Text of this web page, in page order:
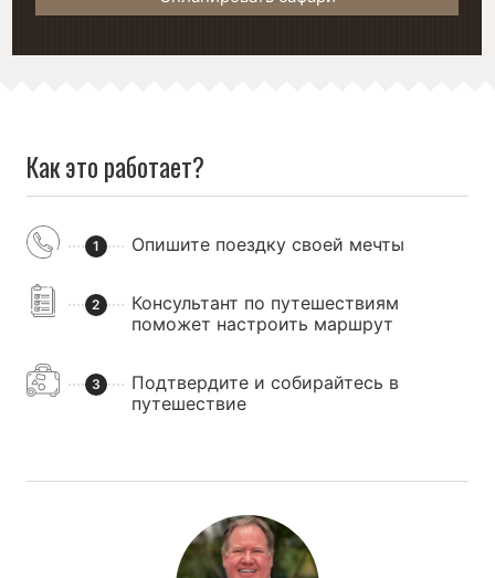
Как это работает?
1 Опишите поездку своей мечты
2
Консультант по путешествиям
поможет настроить маршрут
3
Подтвердите и собирайтесь в
путешествие